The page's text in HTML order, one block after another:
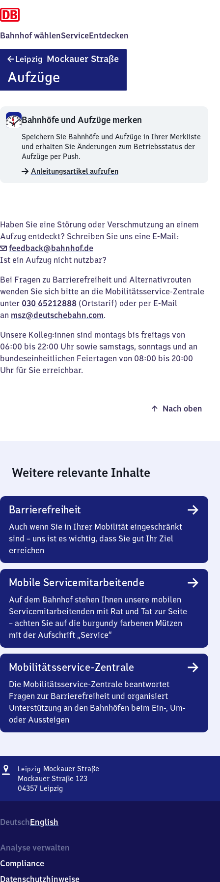
Bahnhof wählenServiceEntdecken
Leipzig Mockauer Straße
Aufzüge
Bahnhöfe und Aufzüge merken
Bahnhöfe
und
Aufzüge
merken.
Speichern Sie Bahnhöfe und Aufzüge in Ihrer Merkliste
und erhalten Sie Änderungen zum Betriebsstatus der
Aufzüge per Push.
Anleitungsartikel aufrufen
Haben Sie eine Störung oder Verschmutzung an einem
Aufzug entdeckt? Schreiben Sie uns eine E-Mail:
feedback@bahnhof.de
Ist ein Aufzug nicht nutzbar?
Bei Fragen zu Barrierefreiheit und Alternativrouten
wenden Sie sich bitte an die Mobilitätsservice-Zentrale
unter 030 65212888 (Ortstarif) oder per E-Mail
an msz@deutschebahn.com.
Unsere Kolleg:innen sind montags bis freitags von
06:00 bis 22:00 Uhr sowie samstags, sonntags und an
bundeseinheitlichen Feiertagen von 08:00 bis 20:00
Uhr für Sie erreichbar.
Nach oben
Weitere relevante Inhalte
Barrierefreiheit
Auch wenn Sie in Ihrer Mobilität eingeschränkt
sind – uns ist es wichtig, dass Sie gut Ihr Ziel
erreichen
Mobile Servicemitarbeitende
Auf dem Bahnhof stehen Ihnen unsere mobilen
Servicemitarbeitenden mit Rat und Tat zur Seite
– achten Sie auf die burgundy farbenen Mützen
mit der Aufschrift „Service“
Mobilitätsservice-Zentrale
Die Mobilitätsservice-Zentrale beantwortet
Fragen zur Barrierefreiheit und organisiert
Unterstützung an den Bahnhöfen beim Ein-, Um-
oder Aussteigen
Adresse
Leipzig Mockauer StraßeLeipzig
Mockauer Straße 123
04357 Leipzig
Straße,
Mockauer
123,
4
3
DeutschEnglish
Analyse verwalten
Compliance
Datenschutzhinweise